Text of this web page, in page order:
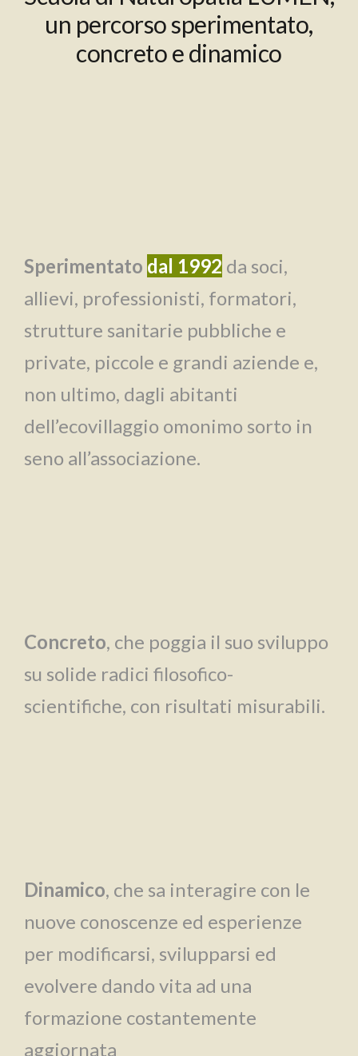
un percorso sperimentato,
concreto e dinamico
Sperimentato dal 1992 da soci,
allievi, professionisti, formatori,
strutture sanitarie pubbliche e
private, piccole e grandi aziende e,
non ultimo, dagli abitanti
dell’ecovillaggio omonimo sorto in
seno all’associazione.
Concreto, che poggia il suo sviluppo
su solide radici filosofico-
scientifiche, con risultati misurabili.
Dinamico, che sa interagire con le
nuove conoscenze ed esperienze
per modificarsi, svilupparsi ed
evolvere dando vita ad una
formazione costantemente
aggiornata